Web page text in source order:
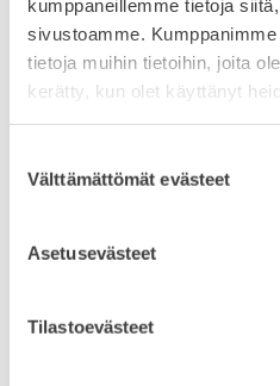
kumppaneillemme tietoja
sivustoamme.
tietoja muihin tietoihin, joita
kerätty, kun olet käyttänyt
valinta
Välttämättömät evästeet
Asetusevästeet
Tilastoevästeet
MUITA
Pohjanmaalaista
katso video!
23.9.2025